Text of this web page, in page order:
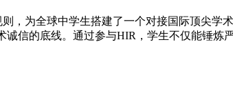
，为全球中学生搭建了一个对接国际顶尖学
信的底线。通过参与HIR，学生不仅能锤炼